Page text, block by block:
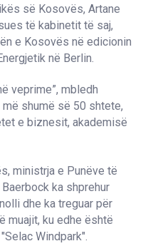
së Kosovës, Artane
të kabinetit të saj,
e Kosovës në edicionin
në Berlin.
veprime”, mbledh
shumë së 50 shtete,
e biznesit, akademisë
ministrja e Punëve të
ka shprehur
dhe ka treguar për
muajit, ku edhe është
Windpark".